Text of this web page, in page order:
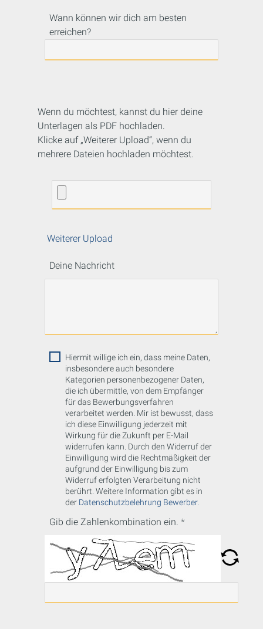
Wann können wir dich am besten
erreichen?
Wenn du möchtest, kannst du hier deine
Unterlagen als PDF hochladen.
Klicke auf „Weiterer Upload“, wenn du
mehrere Dateien hochladen möchtest.
Weiterer Upload
Deine Nachricht
Hiermit willige ich ein, dass meine Daten,
insbesondere auch besondere
Kategorien personenbezogener Daten,
die ich übermittle, von dem Empfänger
für das Bewerbungsverfahren
verarbeitet werden. Mir ist bewusst, dass
ich diese Einwilligung jederzeit mit
Wirkung für die Zukunft per E-Mail
widerrufen kann. Durch den Widerruf der
Einwilligung wird die Rechtmäßigkeit der
aufgrund der Einwilligung bis zum
Widerruf erfolgten Verarbeitung nicht
berührt. Weitere Information gibt es in
der Datenschutzbelehrung Bewerber.
Gib die Zahlenkombination ein.